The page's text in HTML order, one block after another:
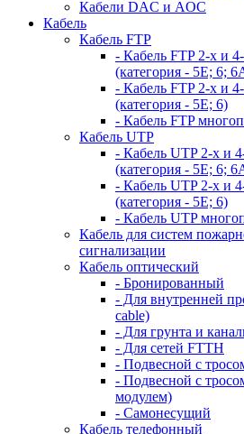
Кабели DAC и AOC
Кабель
Кабель FTP
- Кабель FTP 2-х и
(категория - 5Е; 6;
- Кабель FTP 2-х и
(категория - 5Е; 6)
- Кабель FTP
Кабель UTP
- Кабель UTP 2-х и
(категория - 5Е; 6;
- Кабель UTP 2-х и
(категория - 5Е; 6)
- Кабель UTP
Кабель для систем
сигнализации
Кабель оптический
- Бронированный
- Для внутренней
cable)
- Для грунта и
- Для сетей FTTH
- Подвесной с
- Подвесной с
модулем)
- Самонесущий
Кабель телефонный